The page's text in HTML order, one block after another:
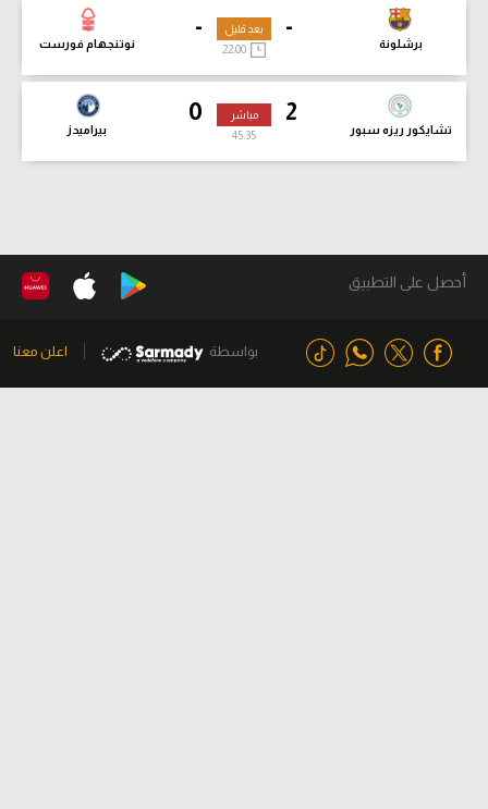
-
برشلونة
-
نوتنجهام فورست
بعد قليل
2
تشايكور ريزه سبور
0
بيراميدز
مباشر
45:36
أحصل على التطبيق
بواسطة اعلن معنا